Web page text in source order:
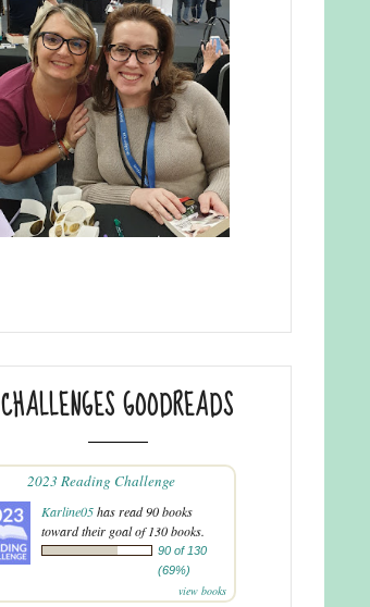
CHALLENGES GOODREADS
2023 Reading Challenge
Karline05has read 90 books
toward their goal of 130 books.
90 of 130
(69%)
view books